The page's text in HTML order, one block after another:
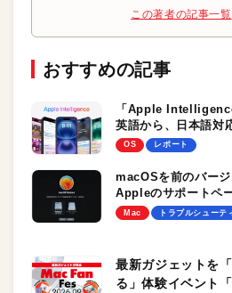
この著者の記事一覧
おすすめの記事
「Apple
英語から、日本語対
OS レポート
macOSを前のバー
Appleのサポートペ
Mac トラブルシューテ
最新ガジェットを
る」体験イベント